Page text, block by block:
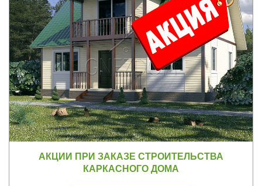
АКЦИИ ПРИ ЗАКАЗЕ СТРОИТЕЛЬСТВА
КАРКАСНОГО ДОМА